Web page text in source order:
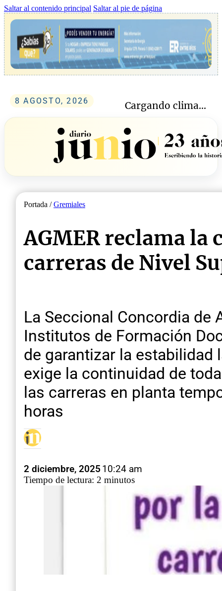
Saltar al contenido principal Saltar al pie de página
8 AGOSTO, 2026 Cargando clima...
Portada /Gremiales
AGMER reclama
carreras de Nivel
La Seccional Concordia de
Institutos de Formación
de garantizar la estabilidad
exige la continuidad de
las carreras en planta
horas
2 diciembre, 2025 10:24 am
Tiempo de lectura: 2 minutos